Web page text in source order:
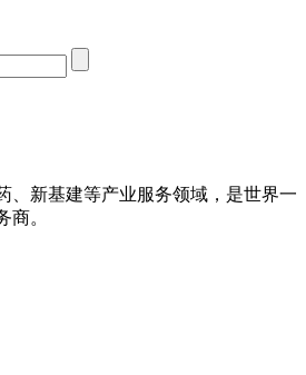
、新基建等产业服务领域，是世界一
商。